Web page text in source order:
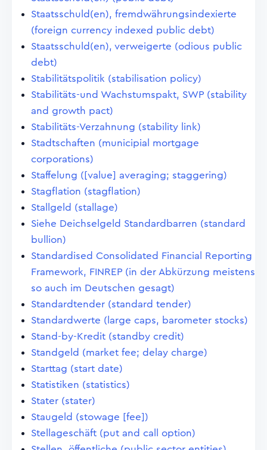
Staatsschuld(en), fremdwährungsindexierte
(foreign currency indexed public debt)
Staatsschuld(en), verweigerte (odious public
debt)
Stabilitätspolitik (stabilisation policy)
Stabilitäts-und Wachstumspakt, SWP (stability
and growth pact)
Stabilitäts-Verzahnung (stability link)
Stadtschaften (municipial mortgage
corporations)
Staffelung ([value] averaging; staggering)
Stagflation (stagflation)
Stallgeld (stallage)
Siehe Deichselgeld Standardbarren (standard
bullion)
Standardised Consolidated Financial Reporting
Framework, FINREP (in der Abkürzung meistens
so auch im Deutschen gesagt)
Standardtender (standard tender)
Standardwerte (large caps, barometer stocks)
Stand-by-Kredit (standby credit)
Standgeld (market fee; delay charge)
Starttag (start date)
Statistiken (statistics)
Stater (stater)
Staugeld (stowage [fee])
Stellageschäft (put and call option)